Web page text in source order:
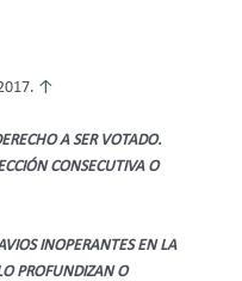
↑
A SER VOTADO.
CONSECUTIVA O
INOPERANTES EN LA
PROFUNDIZAN O